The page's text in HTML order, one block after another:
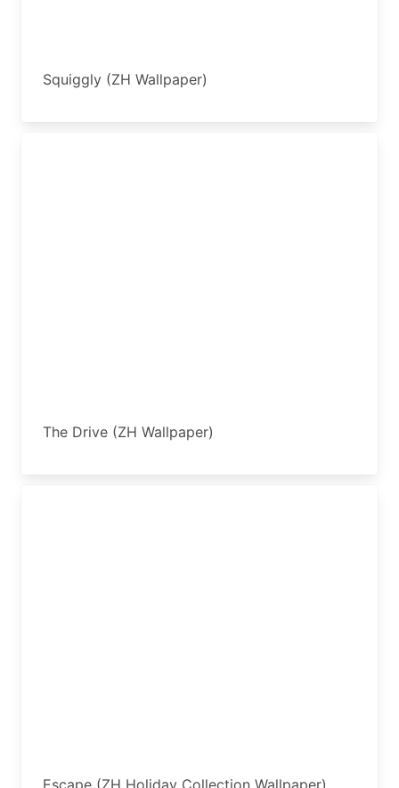
Squiggly (ZH Wallpaper)
The Drive (ZH Wallpaper)
Escape (ZH Holiday Collection Wallpaper)